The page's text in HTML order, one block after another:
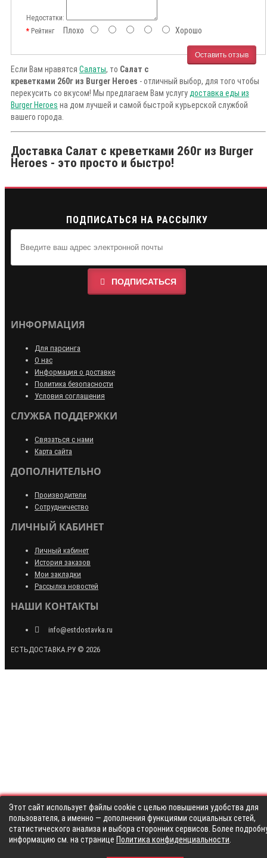
Недостатки:
РейтингПлохо Хорошо
Оставить отзыв
Если Вам нравятся Салаты, то Салат с
креветками 260г из Burger Heroes - отличный выбор, для того чтобы
перекусить со вкусом! Мы предлагаем Вам услугу доставка еды из
Burger Heroes на дом лучшей и самой быстрой курьерской службой
вашего города.
Доставка Салат с креветками 260г из Burger
Heroes - это просто и быстро!
ПОДПИСАТЬСЯ НА РАССЫЛКУ
ПОДПИСАТЬСЯ
ИНФОРМАЦИЯ
Для парсинга
О нас
Информация о доставке
Политика безопасности
Условия соглашения
СЛУЖБА ПОДДЕРЖКИ
Связаться с нами
Карта сайта
ДОПОЛНИТЕЛЬНО
Производители
Сотрудничество
ЛИЧНЫЙ КАБИНЕТ
Личный кабинет
История заказов
Мои закладки
Рассылка новостей
НАШИ КОНТАКТЫ
info@estdostavka.ru
ЕСТЬДОСТАВКА.РУ © 2026
Этот сайт использует файлы cookie с целью повышения удобства для
пользователя, а именно — дополнения функциями социальных сетей,
статистического анализа и выбора сторонних сервисов. Более
информацию см. на странице Политика конфиденциальности